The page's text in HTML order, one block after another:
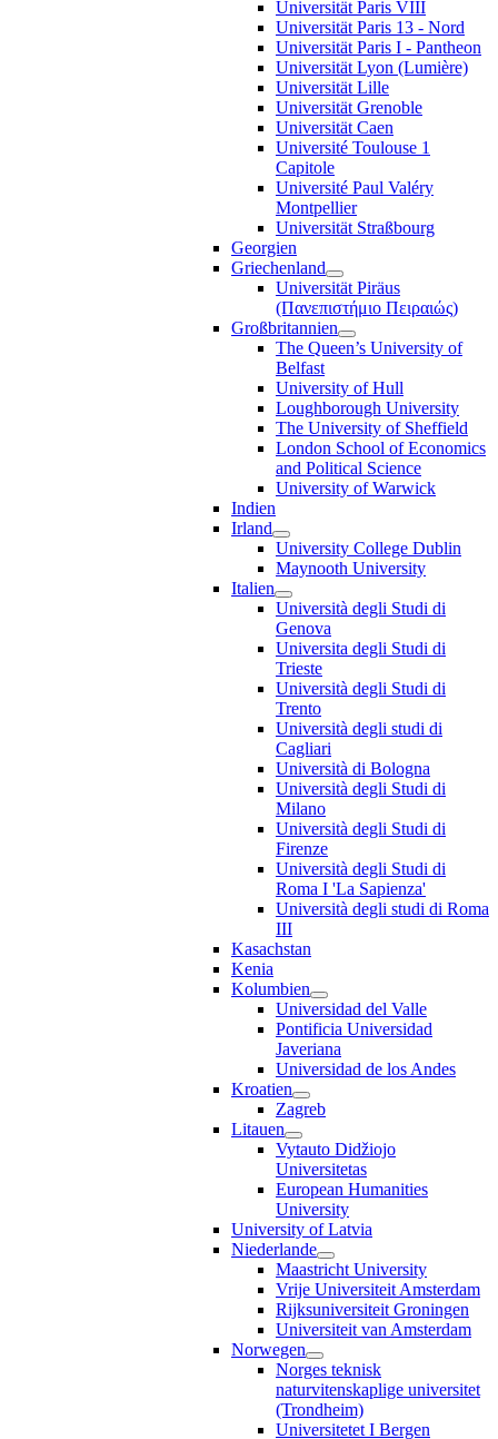
Universität Paris VIII
Universität Paris 13 - Nord
Universität Paris I - Pantheon
Universität Lyon (Lumière)
Universität Lille
Universität Grenoble
Universität Caen
Université Toulouse 1
Capitole
Université Paul Valéry
Montpellier
Universität Straßbourg
Georgien
Griechenland
Universität Piräus
(Πανεπιστήμιο Πειραιώς)
Großbritannien
The Queen’s University of
Belfast
University of Hull
Loughborough University
The University of Sheffield
London School of Economics
and Political Science
University of Warwick
Indien
Irland
University College Dublin
Maynooth University
Italien
Università degli Studi di
Genova
Universita degli Studi di
Trieste
Università degli Studi di
Trento
Università degli studi di
Cagliari
Università di Bologna
Università degli Studi di
Milano
Università degli Studi di
Firenze
Università degli Studi di
Roma I 'La Sapienza'
Università degli studi di Roma
III
Kasachstan
Kenia
Kolumbien
Universidad del Valle
Pontificia Universidad
Javeriana
Universidad de los Andes
Kroatien
Zagreb
Litauen
Vytauto Didžiojo
Universitetas
European Humanities
University
University of Latvia
Niederlande
Maastricht University
Vrije Universiteit Amsterdam
Rijksuniversiteit Groningen
Universiteit van Amsterdam
Norwegen
Norges teknisk
naturvitenskaplige universitet
(Trondheim)
Universitetet I Bergen